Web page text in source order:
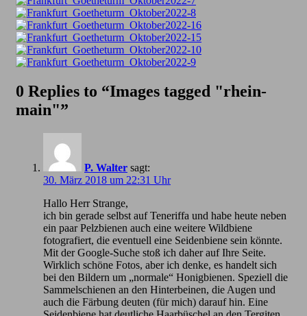
0 Replies to “Images tagged "rhein-
main"”
P. Walter sagt:
30. März 2018 um 22:31 Uhr
Hallo Herr Strange,
ich bin gerade selbst auf Teneriffa und habe heute neben
ein paar Pelzbienen auch eine weitere Wildbiene
fotografiert, die eventuell eine Seidenbiene sein könnte.
Mit der Google-Suche stoß ich daher auf Ihre Seite.
Wirklich schöne Fotos, aber ich denke, es handelt sich
bei den Bildern um „normale“ Honigbienen. Speziell die
Sammelschienen an den Hinterbeinen, die Augen und
auch die Färbung deuten (für mich) darauf hin. Eine